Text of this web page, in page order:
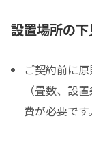
税込価格合計*
防音室の税込総額を
設置場所の
ご契約前に
（畳数、設
費が必要です。